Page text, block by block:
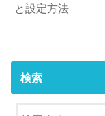
と設定方法
検索